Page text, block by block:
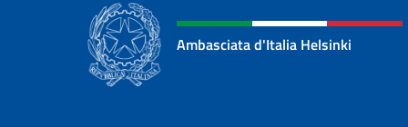
Ambasciata d'Italia Helsinki